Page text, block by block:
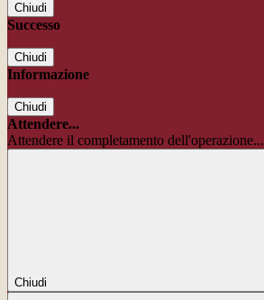
Chiudi
Successo
Chiudi
Informazione
Chiudi
Attendere...
Attendere il completamento dell'operazione...
Chiudi